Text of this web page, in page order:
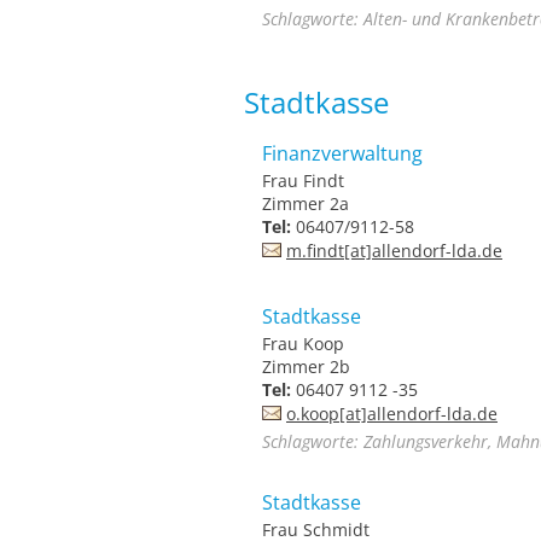
Schlagworte: Alten- und
Stadtkasse
Finanzverwaltung
Frau Findt
Zimmer 2a
Tel: 06407/9112-58
m.findt[at]allendorf-lda.de
Stadtkasse
Frau Koop
Zimmer 2b
Tel: 06407 9112 -35
o.koop[at]allendorf-lda.de
Schlagworte: Zahlungsverkehr,
Stadtkasse
Frau Schmidt